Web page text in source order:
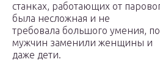
станках, работающих от
была несложная и не
требовала большого умения,
мужчин заменили женщины и
даже дети.